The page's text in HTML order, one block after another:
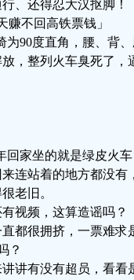
、还得忍大汉抠脚！
不回高铁票钱」
为90度直角，腰、背
，整列火车臭死了，
回家坐的就是绿皮火
连站着的地方都没有
老旧。
视频，这算造谣吗？
都很拥挤，一票难求
？
讲有没有超员，看看